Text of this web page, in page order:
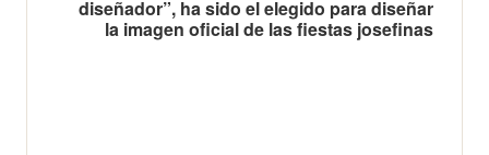
diseñador”, ha sido el elegido para diseñar
la imagen oficial de las fiestas josefinas